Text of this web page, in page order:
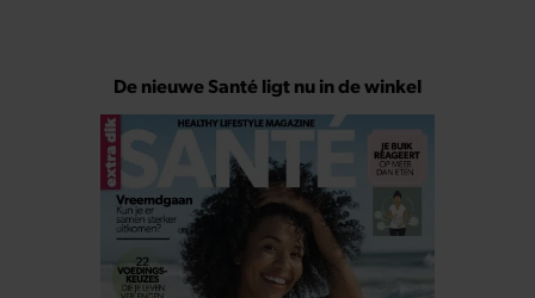
De nieuwe Santé ligt nu in de winkel